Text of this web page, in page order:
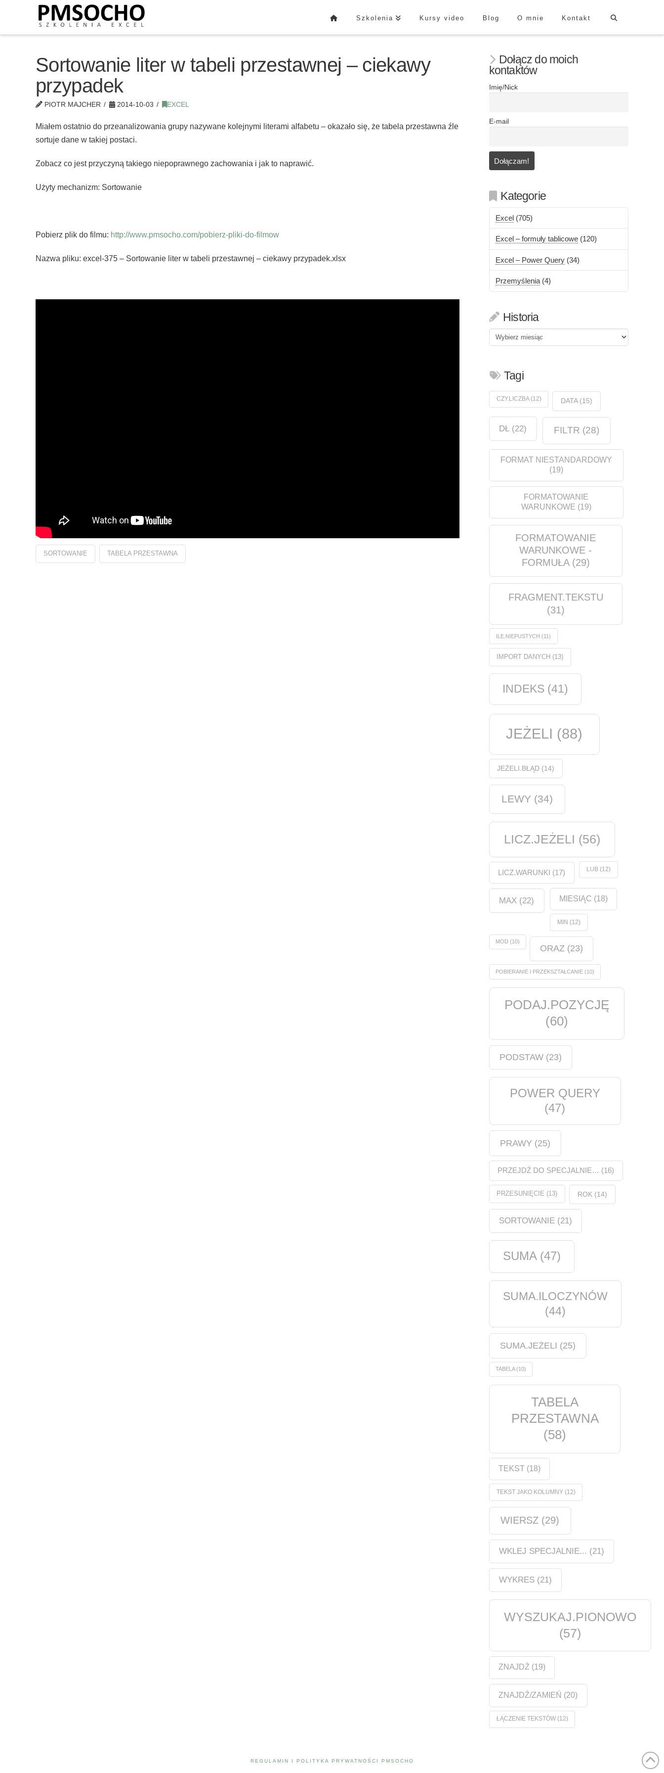
Szkolenia Kursy video Blog O mnie Kontakt
Sortowanie liter w tabeli przestawnej – ciekawy
przypadek
PIOTR MAJCHER 2014-10-03 EXCEL
Miałem ostatnio do przeanalizowania grupy nazywane kolejnymi literami alfabetu – okazało się, że tabela przestawna źle
sortuje dane w takiej postaci.
Zobacz co jest przyczyną takiego niepoprawnego zachowania i jak to naprawić.
Użyty mechanizm: Sortowanie
Pobierz plik do filmu: http://www.pmsocho.com/pobierz-pliki-do-filmow
Nazwa pliku: excel-375 – Sortowanie liter w tabeli przestawnej – ciekawy przypadek.xlsx
SORTOWANIE TABELA PRZESTAWNA
Dołącz do moich
kontaktów
Imię/Nick
E-mail
Kategorie
Excel (705)
Excel – formuły tablicowe (120)
Excel – Power Query (34)
Przemyślenia (4)
Historia
Historia
Tagi
CZY.LICZBA(12) DATA(15)
DŁ (22) FILTR (28)
FORMAT NIESTANDARDOWY
(19)
FORMATOWANIE
WARUNKOWE (19)
FORMATOWANIE
WARUNKOWE -
FORMUŁA(29)
FRAGMENT.TEKSTU
(31)
ILE.NIEPUSTYCH (11)
IMPORT DANYCH (13)
INDEKS (41)
JEŻELI (88)
JEŻELI.BŁĄD (14)
LEWY (34)
LICZ.JEŻELI (56)
LICZ.WARUNKI (17) LUB(12)
MAX (22) MIESIĄC (18)
MIN (12)
MOD(10)
ORAZ (23)
POBIERANIE I PRZEKSZTAŁCANIE(10)
PODAJ.POZYCJĘ
(60)
PODSTAW(23)
POWER QUERY
(47)
PRAWY(25)
PRZEJDŹ DO SPECJALNIE… (16)
PRZESUNIĘCIE (13) ROK (14)
SORTOWANIE(21)
SUMA(47)
SUMA.ILOCZYNÓW
(44)
SUMA.JEŻELI (25)
TABELA(10)
TABELA
PRZESTAWNA
(58)
TEKST(18)
TEKST JAKO KOLUMNY(12)
WIERSZ (29)
WKLEJ SPECJALNIE... (21)
WYKRES(21)
WYSZUKAJ.PIONOWO
(57)
ZNAJDŹ (19)
ZNAJDŹ/ZAMIEŃ (20)
ŁĄCZENIE TEKSTÓW(12)
REGULAMIN I POLITYKA PRYWATNOŚCI PMSOCHO